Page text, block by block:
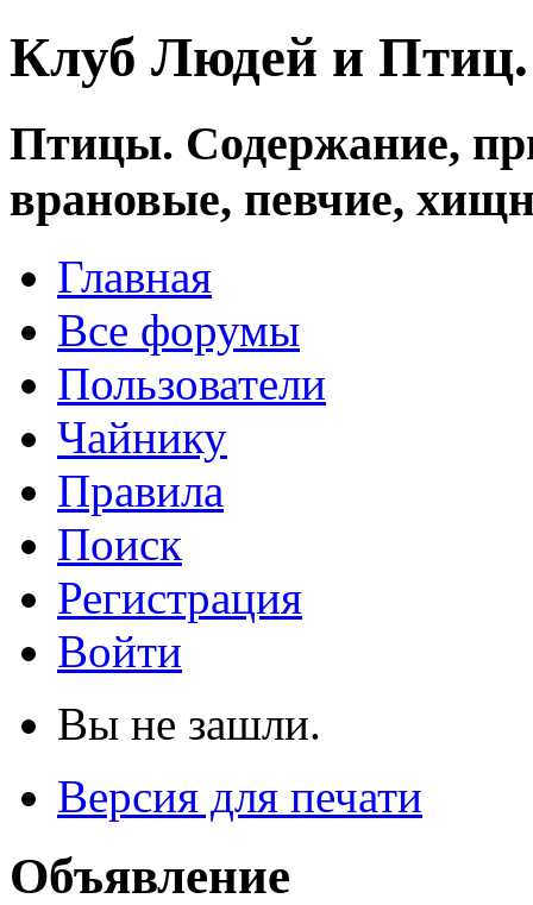
Клуб Людей и
Птицы. Содержание,
врановые, певчие,
Главная
Все форумы
Пользователи
Чайнику
Правила
Поиск
Регистрация
Войти
Вы не зашли.
Версия для печати
Объявление